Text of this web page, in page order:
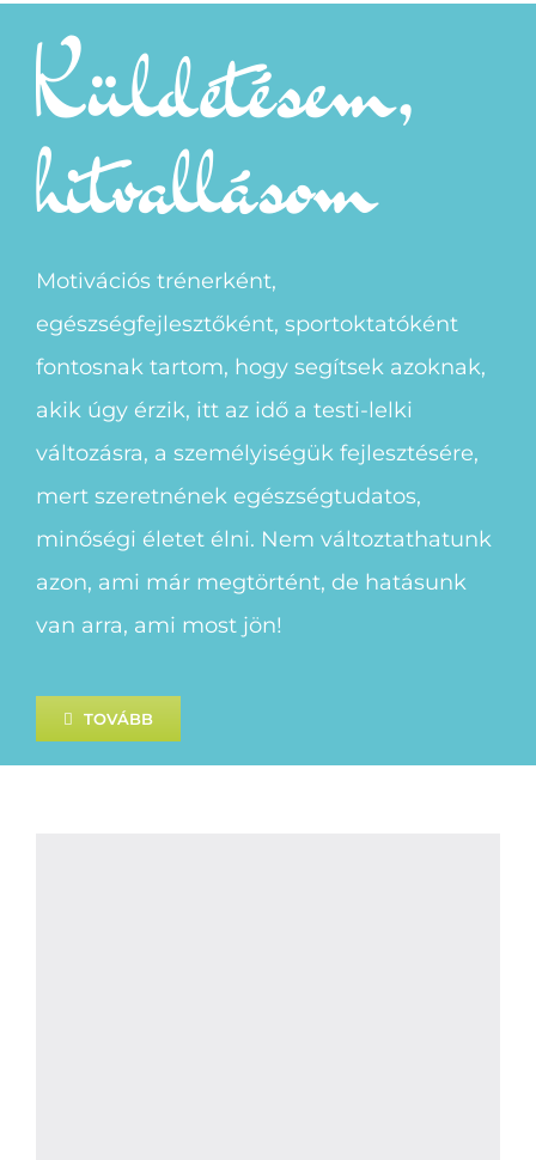
Küldetésem,
hitvallásom
Motivációs trénerként,
egészségfejlesztőként, sportoktatóként
fontosnak tartom, hogy segítsek azoknak,
akik úgy érzik, itt az idő a testi-lelki
változásra, a személyiségük fejlesztésére,
mert szeretnének egészségtudatos,
minőségi életet élni. Nem változtathatunk
azon, ami már megtörtént, de hatásunk
van arra, ami most jön!
TOVÁBB